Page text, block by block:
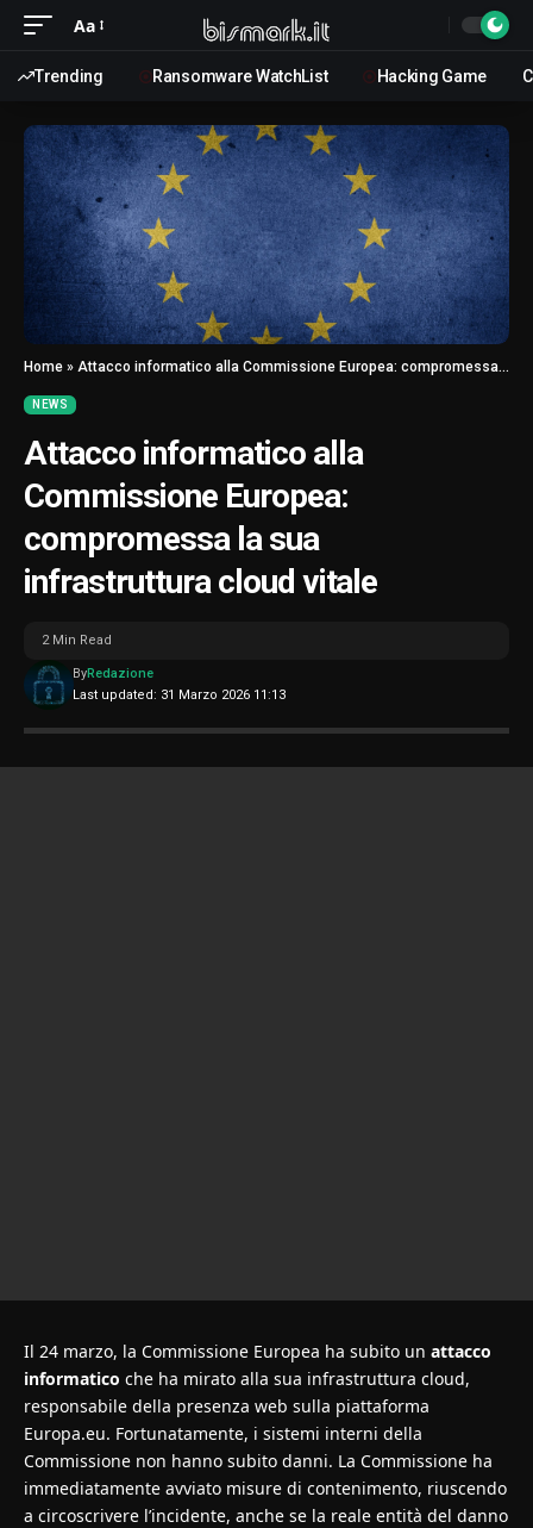
Aa
Trending Ransomware WatchList Hacking Game
Home » Attacco informatico alla Commissione Europea: compromessa la sua infrastruttura cloud vitale
NEWS
Attacco informatico alla
Commissione Europea:
compromessa la sua
infrastruttura cloud vitale
Last updated: 31 Marzo 2026 11:13
ByRedazione
2 Min Read
Il 24 marzo, la Commissione Europea ha subito un attacco
informatico che ha mirato alla sua infrastruttura cloud,
responsabile della presenza web sulla piattaforma
Europa.eu. Fortunatamente, i sistemi interni della
Commissione non hanno subito danni. La Commissione ha
immediatamente avviato misure di contenimento, riuscendo
a circoscrivere l’incidente, anche se la reale entità del danno